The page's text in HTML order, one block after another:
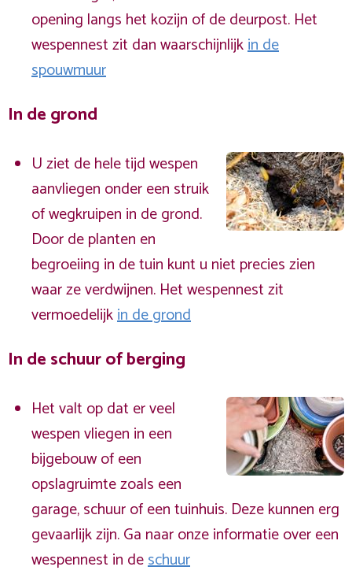
opening langs het kozijn of de deurpost. Het
wespennest zit dan waarschijnlijkin de
spouwmuur
In de grond
U ziet de hele tijd wespen
aanvliegen onder een struik
of wegkruipen in de grond.
Door de planten en
begroeiing in de tuin kunt u niet precies zien
waar ze verdwijnen. Het wespennest zit
vermoedelijkin de grond
In de schuur of berging
Het valt op dat er veel
wespen vliegen in een
bijgebouw of een
opslagruimte zoals een
garage, schuur of een tuinhuis. Deze kunnen erg
gevaarlijk zijn. Ga naar onze informatie over een
wespennest in deschuur